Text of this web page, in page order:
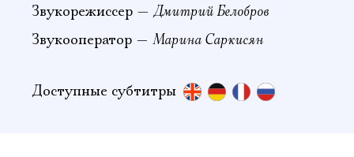
Звукорежиссер — Дмитрий Белобров
Звукооператор — Марина Саркисян
Доступные субтитры